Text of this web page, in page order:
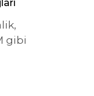
gibi